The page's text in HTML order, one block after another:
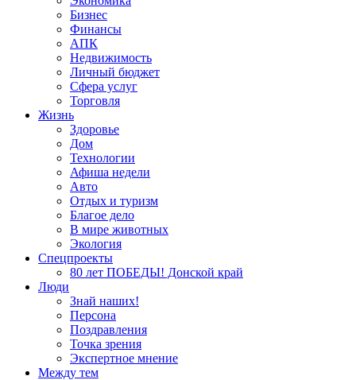
Бизнес
Финансы
АПК
Недвижимость
Личный бюджет
Сфера услуг
Торговля
Жизнь
Здоровье
Дом
Технологии
Афиша недели
Авто
Отдых и туризм
Благое дело
В мире животных
Экология
Спецпроекты
80 лет ПОБЕДЫ! Донской край
Люди
Знай наших!
Персона
Поздравления
Точка зрения
Экспертное мнение
Между тем